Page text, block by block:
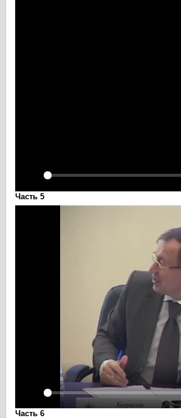
Часть 5
Часть 6